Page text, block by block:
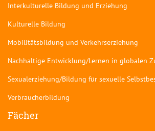
Interkulturelle Bildung und Erziehung
Kulturelle Bildung
Mobilitätsbildung und Verkehrserziehung
Nachhaltige Entwicklung/Lernen in globalen
Sexualerziehung/Bildung für sexuelle
Verbraucherbildung
Fächer